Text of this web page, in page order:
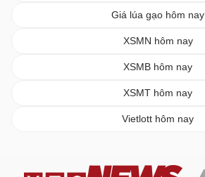
Giá lúa gạo hôm nay
XSMN hôm nay
XSMB hôm nay
XSMT hôm nay
Vietlott hôm nay